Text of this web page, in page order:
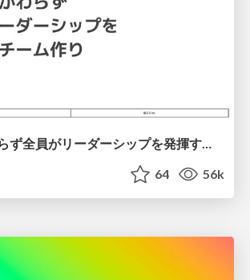
職位にかかわらず全員がリーダーシップを発揮するチーム作り / Building a team where everyone can demonstrate leadership regardless of position
64 56k